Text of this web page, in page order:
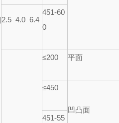
2.5 4.0 6.4
451-60
0
≤200 平面
≤450
凹凸面
451-55